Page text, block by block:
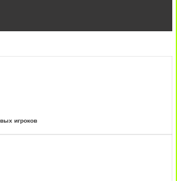
игроков